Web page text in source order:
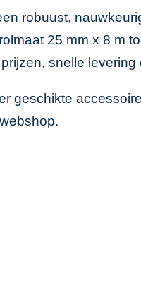
robuust,
25 mm x 8 m
snelle
geschikte
.